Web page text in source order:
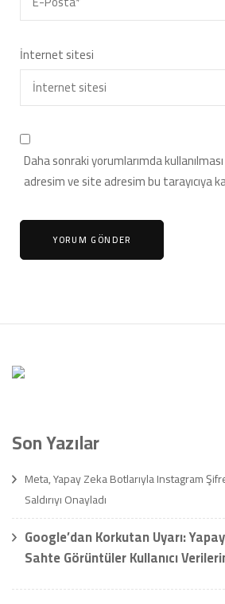
İnternet sitesi
Daha sonraki yorumlarımda
adresim ve site adresim bu tarayıcıya
Son Yazılar
Meta, Yapay Zeka Botlarıyla Instagram
Saldırıyı Onayladı
Google’dan Korkutan Uyarı:
Sahte Görüntüler Kullanıcı